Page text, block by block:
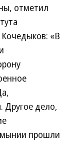
отметил
Кочедыков: «В
Другое дело,
прошли